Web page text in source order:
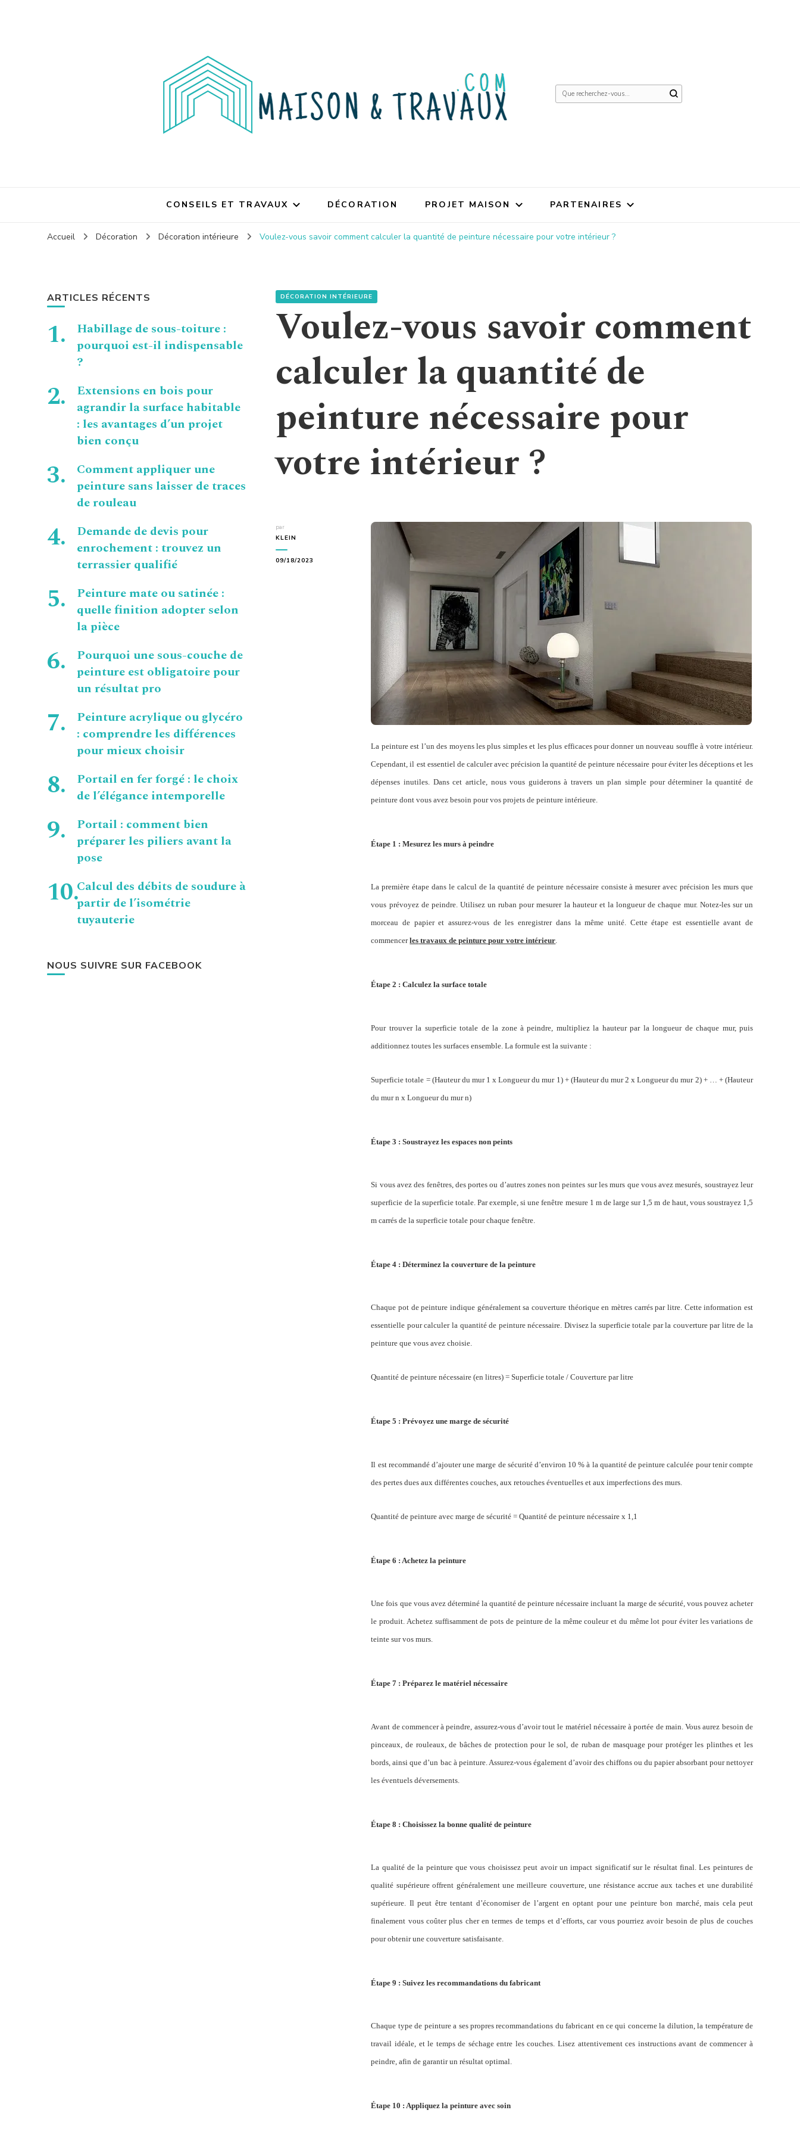
Vous
CONSEILS ET TRAVAUX DÉCORATION PROJET MAISON PARTENAIRES
Accueil Décoration Décoration intérieure Voulez-vous savoir comment calculer la quantité de peinture nécessaire pour votre intérieur ?
DÉCORATION INTÉRIEURE
Voulez-vous savoir comment
calculer la quantité de
peinture nécessaire pour
votre intérieur ?
par
KLEIN
09/18/2023
La peinture est l’un des moyens les plus simples et les plus efficaces pour donner un nouveau souffle à votre intérieur.
Cependant, il est essentiel de calculer avec précision la quantité de peinture nécessaire pour éviter les déceptions et les
dépenses inutiles. Dans cet article, nous vous guiderons à travers un plan simple pour déterminer la quantité de
peinture dont vous avez besoin pour vos projets de peinture intérieure.
Étape 1 : Mesurez les murs à peindre
La première étape dans le calcul de la quantité de peinture nécessaire consiste à mesurer avec précision les murs que
vous prévoyez de peindre. Utilisez un ruban pour mesurer la hauteur et la longueur de chaque mur. Notez-les sur un
morceau de papier et assurez-vous de les enregistrer dans la même unité. Cette étape est essentielle avant de
commencerles travaux de peinturepour votreintérieur.
Étape 2 : Calculez la surface totale
Pour trouver la superficie totale de la zone à peindre, multipliez la hauteur par la longueur de chaque mur, puis
additionnez toutes les surfaces ensemble. La formule est la suivante :
Superficie totale = (Hauteur du mur 1 x Longueur du mur 1) + (Hauteur du mur 2 x Longueur du mur 2) + … + (Hauteur
du mur n x Longueur du mur n)
Étape 3 : Soustrayez les espaces non peints
Si vous avez des fenêtres, des portes ou d’autres zones non peintes sur les murs que vous avez mesurés, soustrayez leur
superficie de la superficie totale. Par exemple, si une fenêtre mesure 1 mde large sur 1,5m de haut, vous soustrayez 1,5
m carrés de la superficie totale pour chaque fenêtre.
Étape 4 : Déterminez la couverture de la peinture
Chaque pot de peinture indique généralement sa couverture théorique en mètres carrés par litre. Cette information est
essentielle pour calculer la quantité de peinture nécessaire. Divisez la superficie totale par la couverture par litre de la
peinture que vous avez choisie.
Quantité de peinture nécessaire (en litres) = Superficie totale / Couverture par litre
Étape 5 : Prévoyez une marge de sécurité
Il est recommandé d’ajouter une marge de sécurité d’environ 10 % à la quantité de peinture calculée pour tenir compte
des pertes dues aux différentes couches, aux retouches éventuelles et aux imperfections des murs.
Quantité de peinture avec marge de sécurité = Quantité de peinture nécessaire x 1,1
Étape 6 : Achetez la peinture
Une fois que vous avez déterminé la quantité de peinture nécessaireincluant la marge de sécurité, vous pouvez acheter
leproduit. Achetezsuffisamment de pots de peinture de la même couleur et du même lot pour éviter les variations de
teinte sur vos murs.
Étape 7 : Préparez le matériel nécessaire
Avant de commencer à peindre, assurez-vous d’avoir tout le matériel nécessaire à portée de main. Vous aurez besoin de
pinceaux, de rouleaux, de bâches de protection pour le sol, de ruban de masquage pour protéger les plinthes et les
bords, ainsi que d’un bac à peinture. Assurez-vous également d’avoir des chiffons ou du papier absorbant pour nettoyer
les éventuels déversements.
Étape 8 : Choisissez la bonne qualité de peinture
La qualité de la peinture que vous choisissez peut avoir un impact significatif sur le résultat final. Les peintures de
qualité supérieure offrent généralement une meilleure couverture, une résistance accrue aux taches et une durabilité
supérieure. Il peut être tentant d’économiser de l’argent en optant pour une peinture bon marché, mais cela peut
finalement vous coûter plus cher en termes de temps et d’efforts, car vous pourriez avoir besoin de plus de couches
pour obtenir une couverture satisfaisante.
Étape 9 : Suivez les recommandations du fabricant
Chaque type de peinture a ses propres recommandations du fabricant en ce qui concerne la dilution, la température de
travail idéale, et le temps de séchage entre les couches.Lisez attentivement ces instructions avant de commencer à
peindre,afin degarantirun résultat optimal.
Étape 10 : Appliquez la peinture avec soin
ARTICLES RÉCENTS
Habillage de sous-toiture :
pourquoi est-il indispensable
?
Extensions en bois pour
agrandir la surface habitable
: les avantages d’un projet
bien conçu
Comment appliquer une
peinture sans laisser de traces
de rouleau
Demande de devis pour
enrochement : trouvez un
terrassier qualifié
Peinture mate ou satinée :
quelle finition adopter selon
la pièce
Pourquoi une sous-couche de
peinture est obligatoire pour
un résultat pro
Peinture acrylique ou glycéro
: comprendre les différences
pour mieux choisir
Portail en fer forgé : le choix
de l’élégance intemporelle
Portail : comment bien
préparer les piliers avant la
pose
Calcul des débits de soudure à
partir de l’isométrie
tuyauterie
NOUS SUIVRE SUR FACEBOOK